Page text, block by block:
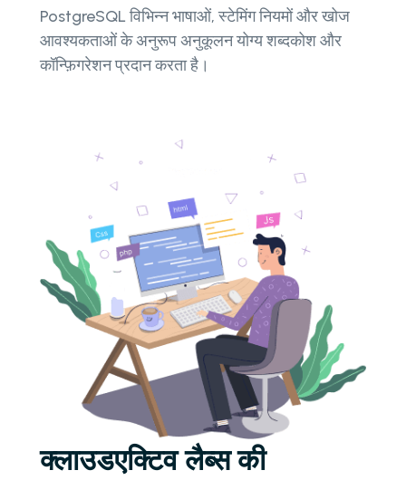
PostgreSQL विभिन्न भाषाओं, स्टेमिंग नियमों और खोज
आवश्यकताओं के अनुरूप अनुकूलन योग्य शब्दकोश और
कॉन्फ़िगरेशन प्रदान करता है।
क्लाउडएक्टिव लैब्स की